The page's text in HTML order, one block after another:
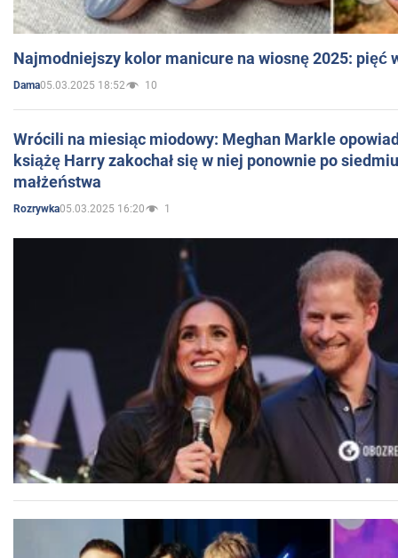
Najmodniejszy kolor manicure na wiosnę 2025: pięć
Dama05.03.2025 18:52 10
Wrócili na miesiąc miodowy: Meghan Markle
książę Harry zakochał się w niej ponownie po
małżeństwa
Rozrywka05.03.2025 16:20 1